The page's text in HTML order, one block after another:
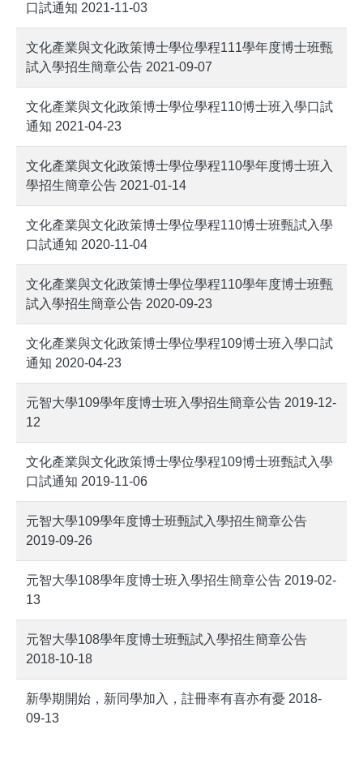
口試通知 2021-11-03
文化產業與文化政策博士學位學程111學年度博士班甄
試入學招生簡章公告 2021-09-07
文化產業與文化政策博士學位學程110博士班入學口試
通知 2021-04-23
文化產業與文化政策博士學位學程110學年度博士班入
學招生簡章公告 2021-01-14
文化產業與文化政策博士學位學程110博士班甄試入學
口試通知 2020-11-04
文化產業與文化政策博士學位學程110學年度博士班甄
試入學招生簡章公告 2020-09-23
文化產業與文化政策博士學位學程109博士班入學口試
通知 2020-04-23
元智大學109學年度博士班入學招生簡章公告 2019-12-
12
文化產業與文化政策博士學位學程109博士班甄試入學
口試通知 2019-11-06
元智大學109學年度博士班甄試入學招生簡章公告
2019-09-26
元智大學108學年度博士班入學招生簡章公告 2019-02-
13
元智大學108學年度博士班甄試入學招生簡章公告
2018-10-18
新學期開始，新同學加入，註冊率有喜亦有憂 2018-
09-13